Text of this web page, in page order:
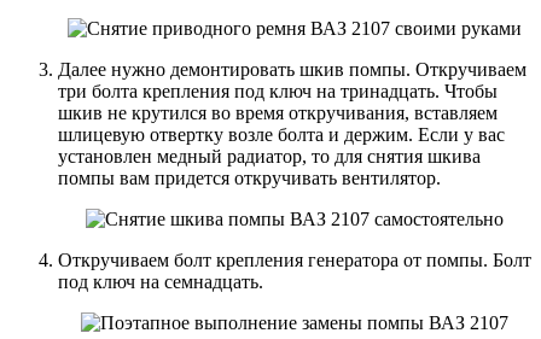
Далее нужно демонтировать шкив помпы. Откручиваем
три болта крепления под ключ на тринадцать. Чтобы
шкив не крутился во время откручивания, вставляем
шлицевую отвертку возле болта и держим. Если у вас
установлен медный радиатор, то для снятия шкива
помпы вам придется откручивать вентилятор.
Откручиваем болт крепления генератора от помпы. Болт
под ключ на семнадцать.